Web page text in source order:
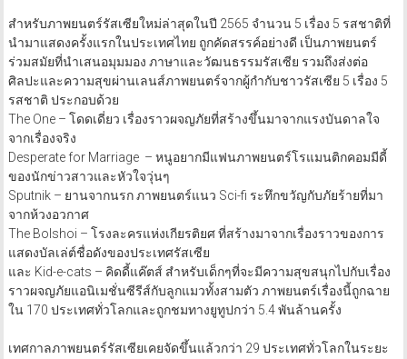
สำหรับภาพยนตร์รัสเซียใหม่ล่าสุดในปี 2565 จำนวน 5 เรื่อง 5 รสชาติที่
นำมาแสดงครั้งแรกในประเทศไทย ถูกคัดสรรค์อย่างดี เป็นภาพยนตร์
ร่วมสมัยที่นำเสนอมุมมอง ภาษาและวัฒนธรรมรัสเซีย รวมถึงส่งต่อ
ศิลปะและความสุขผ่านเลนส์ภาพยนตร์จากผู้กำกับชาวรัสเซีย 5 เรื่อง 5
รสชาติ ประกอบด้วย
The One – โดดเดี่ยว เรื่องราวผจญภัยที่สร้างขึ้นมาจากแรงบันดาลใจ
จากเรื่องจริง
Desperate for Marriage – หนูอยากมีแฟนภาพยนตร์โรแมนติกคอมมีดี้
ของนักข่าวสาวและหัวใจวุ่นๆ
Sputnik – ยานจากนรก ภาพยนตร์แนว Sci-fi ระทึกขวัญกับภัยร้ายที่มา
จากห้วงอวกาศ
The Bolshoi – โรงละครแห่งเกียรติยศ ที่สร้างมาจากเรื่องราวของการ
แสดงบัลเล่ต์ชื่อดังของประเทศรัสเซีย
และ Kid-e-cats – คิดดี้แค๊ตส์ สำหรับเด็กๆที่จะมีความสุขสนุกไปกับเรื่อง
ราวผจญภัยแอนิเมชั่นซีรีส์กับลูกแมวทั้งสามตัว ภาพยนตร์เรื่องนี้ถูกฉาย
ใน 170 ประเทศทั่วโลกและถูกชมทางยูทูปกว่า 5.4 พันล้านครั้ง
เทศกาลภาพยนตร์รัสเซียเคยจัดขึ้นแล้วกว่า 29 ประเทศทั่วโลกในระยะ